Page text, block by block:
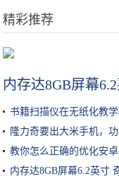
精彩推荐
内存达8GB屏幕
书籍扫描仪在无纸化教
隆力奇要出大米手机，
教你怎么正确的优化安
内存达8GB屏幕6.2英寸